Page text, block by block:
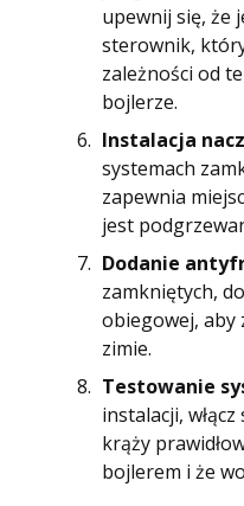
upewnij się, że
sterownik, który
zależności od
bojlerze.
Instalacja
systemach
zapewnia
jest
Dodanie
zamkniętych,
obiegowej, aby
zimie.
Testowanie
instalacji,
krąży
bojlerem i że